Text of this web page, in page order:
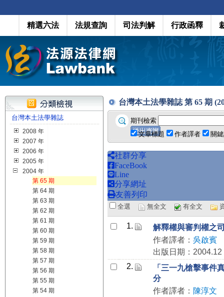
精選六法 法規查詢 司法判解 行政函釋
台灣本土法學雜誌
2008 年
2007 年
2006 年
2005 年
2004 年
第 65 期
第 64 期
第 63 期
第 62 期
第 61 期
第 60 期
第 59 期
第 58 期
第 57 期
第 56 期
第 55 期
第 54 期
台灣本土法學雜誌 第 65 期
期刊檢索
文章標題
作者譯者 關
社群分享
FaceBook
Line
分享網址
友善列印
全選 無全文 有全文
1.
解釋權與審判權之
作者譯者： 吳啟賓
出版日期：2004.12
2.
「三一九槍擊事件
分
作者譯者： 陳淳文